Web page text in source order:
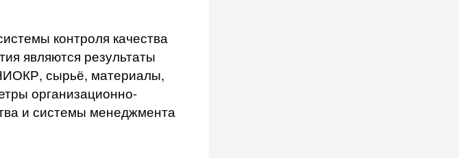
контроля качества
являются результаты
сырьё, материалы,
организационно-
и системы менеджмента